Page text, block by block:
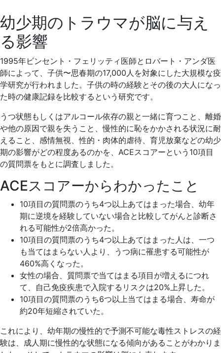
幼少期のトラウマが脳に与え
る影響
1995年ビンセント・フェリッティ医師とロバート・アンダ医
師によって、子供〜思春期の17,000人を対象にした大規模な疫
学研究が行われました。子供の時の経験とその後の大人になっ
た時の健康記録を比較するという研究です。
うつ状態もしくはアルコール依存の親と一緒に育つこと、離婚
や他の原因で親を失うこと、慢性的に恥をかかされる状況に耐
えること、感情無視、性的・肉体的虐待、育児放棄などの幼少
期の影響がどの程度あるのかを、ACEスコアーという10項目
の質問票をもとに調査しました。
ACEスコアーからわかったこと
10項目の質問票のうち4つ以上あてはまった場合、幼年
期に逆境を経験していない場合と比較してがんと診断さ
れる可能性が2倍高かった。
10項目の質問票のうち4つ以上あてはまった人は、一つ
も当てはまらない人より、うつ病に罹患する可能性が
460%高くなった。
女性の場合、質問票で当てはまる項目が増えるにつれ
て、自己免疫疾患で入院するリスクは20%上昇した。
10項目の質問票のうち6つ以上当てはまる場合、寿命が
約20年短縮されていた。
これにより、幼年期の慢性的で予測不可能な毒性ストレスの経
験は、成人期に慢性的な状態になる傾向があることがわかりま